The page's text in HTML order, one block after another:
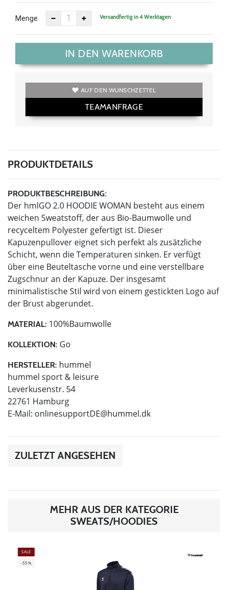
Menge Versandfertig in 4 Werktagen
IN DEN WARENKORB
AUF DEN WUNSCHZETTEL
TEAMANFRAGE
PRODUKTDETAILS
PRODUKTBESCHREIBUNG:
Der hmlGO 2.0 HOODIE WOMAN besteht aus einem
weichen Sweatstoff, der aus Bio-Baumwolle und
recyceltem Polyester gefertigt ist. Dieser
Kapuzenpullover eignet sich perfekt als zusätzliche
Schicht, wenn die Temperaturen sinken. Er verfügt
über eine Beuteltasche vorne und eine verstellbare
Zugschnur an der Kapuze. Der insgesamt
minimalistische Stil wird von einem gestickten Logo auf
der Brust abgerundet.
MATERIAL: 100%Baumwolle
KOLLEKTION: Go
HERSTELLER: hummel
hummel sport & leisure
Leverkusenstr. 54
22761 Hamburg
E-Mail: onlinesupportDE@hummel.dk
ZULETZT ANGESEHEN
MEHR AUS DER KATEGORIE
SWEATS/HOODIES
SALE
-55%